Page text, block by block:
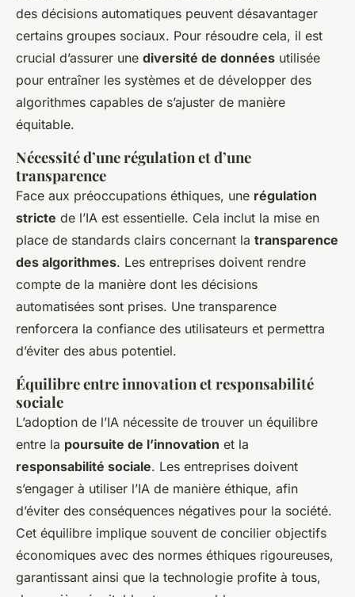
des décisions automatiques peuvent désavantager
certains groupes sociaux. Pour résoudre cela, il est
crucial d’assurer une diversité de données utilisée
pour entraîner les systèmes et de développer des
algorithmes capables de s’ajuster de manière
équitable.
Nécessité d’une régulation et d’une
transparence
Face aux préoccupations éthiques, une régulation
stricte de l’IA est essentielle. Cela inclut la mise en
place de standards clairs concernant la transparence
des algorithmes. Les entreprises doivent rendre
compte de la manière dont les décisions
automatisées sont prises. Une transparence
renforcera la confiance des utilisateurs et permettra
d’éviter des abus potentiel.
Équilibre entre innovation et responsabilité
sociale
L’adoption de l’IA nécessite de trouver un équilibre
entre la poursuite de l’innovation et la
responsabilité sociale. Les entreprises doivent
s’engager à utiliser l’IA de manière éthique, afin
d’éviter des conséquences négatives pour la société.
Cet équilibre implique souvent de concilier objectifs
économiques avec des normes éthiques rigoureuses,
garantissant ainsi que la technologie profite à tous,